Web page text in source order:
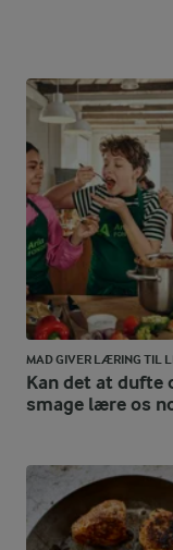
MAD GIVER LÆRING TIL
Kan det at dufte
smage lære os